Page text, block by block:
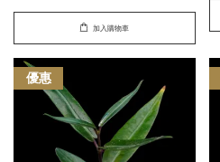
加入購物車
優惠